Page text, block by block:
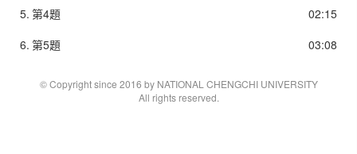
02:15
5. 第4題
03:08
6. 第5題
© Copyright since 2016 by NATIONAL CHENGCHI UNIVERSITY
All rights reserved.